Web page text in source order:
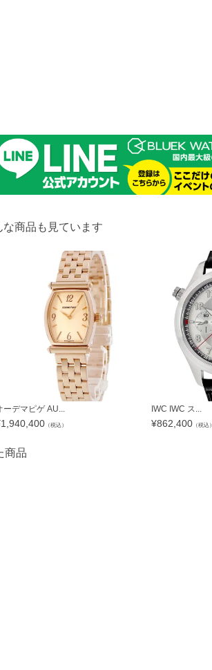
商品も見ています
ーデマピゲ AU...
1,940,400 （税込）
IWC IWC ス...
¥862,400 （税込）
商品